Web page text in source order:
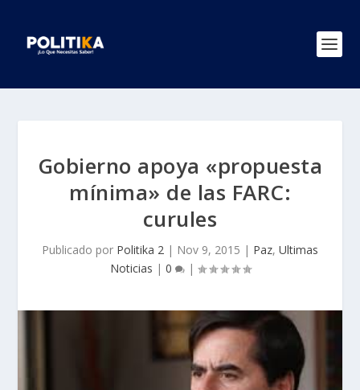
Gobierno apoya «propuesta
mínima» de las FARC:
curules
Publicado por Politika 2 | Nov 9, 2015 | Paz, Ultimas
Noticias | 0 |